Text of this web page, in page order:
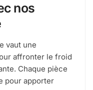
nos
vaut une
affronter le froid
Chaque pièce
pour apporter